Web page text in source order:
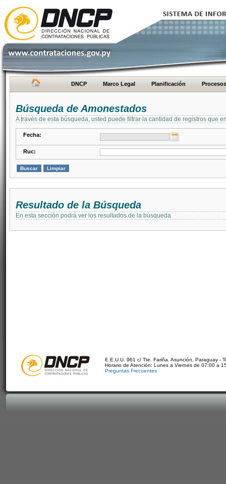
DNCP Marco Legal Planificación Procesos
Búsqueda de Amonestados
A través de esta búsqueda, usted puede filtrar la cantidad de registros que
Fecha:
Ruc:
Resultado de la Búsqueda
En esta sección podrá ver los resultados de la búsqueda
E.E.U.U. 961 c/ Tte. Fariña. Asunción, Paraguay -
Horario de Atención: Lunes a Viernes de 07:00 a
Preguntas Frecuentes